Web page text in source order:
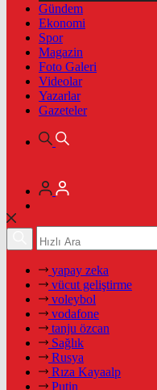
Gündem
Ekonomi
Spor
Magazin
Foto Galeri
Videolar
Yazarlar
Gazeteler
yapay zeka
vücut geliştirme
voleybol
vodafone
tanju özcan
Sağlık
Rusya
Rıza Kayaalp
Putin